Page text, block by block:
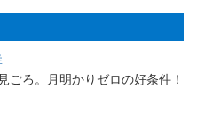
ごろ。月明かりゼロの好条件！